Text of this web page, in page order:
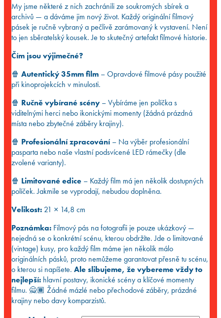
My jsme některé z nich zachránili ze soukromých sbírek a
archivů — a dáváme jim nový život. Každý originální filmový
pásek je ručně vybraný a pečlivě zarámovaný k vystavení. Není
to jen sběratelský kousek. Je to skutečný artefakt filmové historie.
Čím jsou výjimečné?
🍿 Autentický 35mm film – Opravdové filmové pásy použité
při kinoprojekcích v minulosti.
🍿 Ručně vybírané scény – Vybíráme jen políčka s
viditelnými herci nebo ikonickými momenty (žádná prázdná
místa nebo zbytečné záběry krajiny).
🍿 Profesionální zpracování – Na výběr profesionální
pasparta nebo naše vlastní podsvícené LED rámečky (dle
zvolené varianty).
🍿 Limitované edice – Každý film má jen několik dostupných
políček. Jakmile se vyprodají, nebudou doplněna.
Velikost: 21 × 14,8 cm
Poznámka: Filmový pás na fotografii je pouze ukázkový —
nejedná se o konkrétní scénu, kterou obdržíte. Jde o limitované
(vintage) kusy, pro každý film máme jen několik málo
originálních pásků, proto nemůžeme garantovat přesně tu scénu,
o kterou si napíšete. Ale slibujeme, že vybereme vždy to
nejlepší: hlavní postavy, ikonické scény a klíčové momenty
filmu. 🙅🏾 Žádné mázlé nebo přechodové záběry, prázdné
krajiny nebo davy komparzistů.